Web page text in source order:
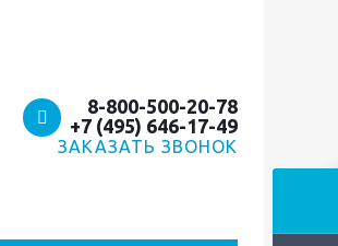
8-800-500-20-78
+7 (495) 646-17-49
ЗАКАЗАТЬ ЗВОНОК